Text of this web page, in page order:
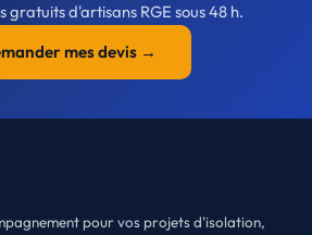
gratuits d'artisans RGE sous 48 h.
mes devis →
pour vos projets d'isolation,